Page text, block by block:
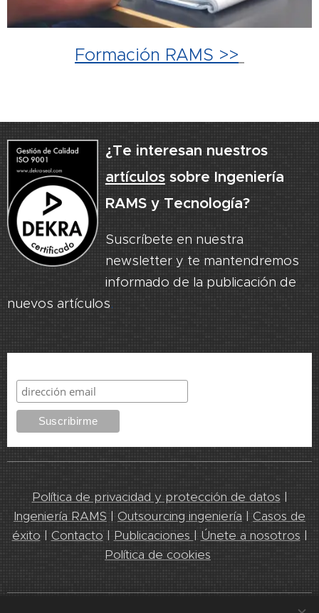
Formación RAMS >>
¿Te interesan nuestros
artículossobre Ingeniería
RAMS y Tecnología?
Suscríbete en nuestra
newsletter y te mantendremos
informado de la publicación de
nuevos artículos.
Política de privacidad y protección de datos |
Ingeniería RAMS | Outsourcing ingeniería | Casos de
éxito | Contacto | Publicaciones | Únete a nosotros |
Política de cookies